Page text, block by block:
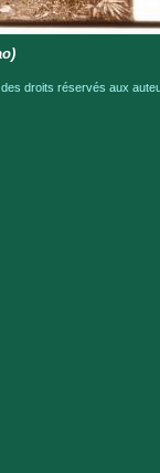
droits réservés aux